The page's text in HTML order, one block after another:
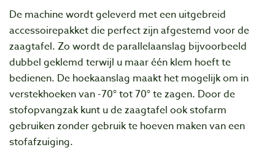
De machine wordt geleverd met een uitgebreid
accessoirepakket die perfect zijn afgestemd voor de
zaagtafel. Zo wordt de parallelaanslag bijvoorbeeld
dubbel geklemd terwijl u maar één klem hoeft te
bedienen. De hoekaanslag maakt het mogelijk om in
verstekhoeken van -70° tot 70° te zagen. Door de
stofopvangzak kunt u de zaagtafel ook stofarm
gebruiken zonder gebruik te hoeven maken van een
stofafzuiging.